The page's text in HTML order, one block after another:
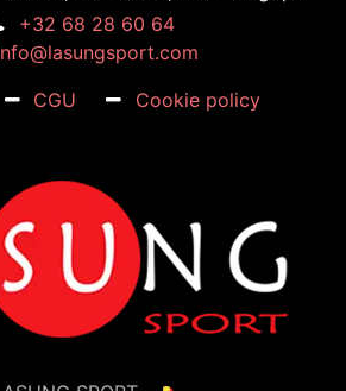
+32 68 28 60 64
CGU Cookie policy